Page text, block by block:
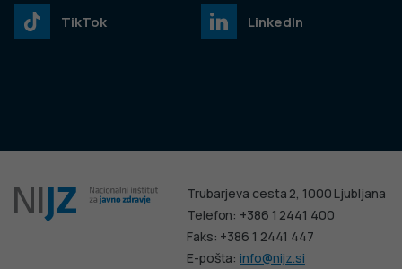
Trubarjeva cesta 2, 1000 Ljubljana
Telefon: +386 1 2441 400
Faks: +386 1 2441 447
E-pošta:info@nijz.si
TikTok LinkedIn